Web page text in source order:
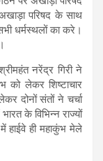
परिषद के साथ
धर्मस्थलों का करे।
नरेंद्र गिरी ने
को लेकर शिष्टाचार
दोनों संतों ने चर्चा
के विभिन्न राज्यों
हाईवे ही महाकुंभ मेले